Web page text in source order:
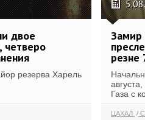
двое
четверо
резерва Харель
Замир
резне
Газа с
ЦАХАЛ